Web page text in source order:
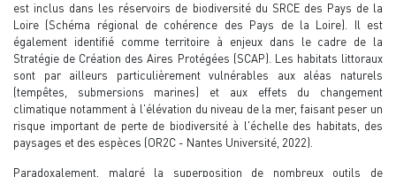
est inclus dans les réservoirs de biodiversité du SRCE des Pays de la
Loire (Schéma régional de cohérence des Pays de la Loire). Il est
également identifié comme territoire à enjeux dans le cadre de la
Stratégie de Création des Aires Protégées (SCAP). Les habitats littoraux
sont par ailleurs particulièrement vulnérables aux aléas naturels
(tempêtes, submersions marines) et aux effets du changement
climatique notamment à l'élévation du niveau de la mer, faisant peser un
risque important de perte de biodiversité à l'échelle des habitats, des
paysages et des espèces (OR2C - Nantes Université, 2022).
Paradoxalement, malgré la superposition de nombreux outils de